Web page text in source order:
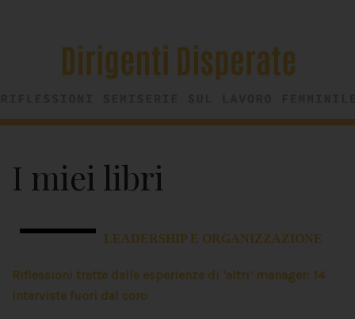
I miei libri
LEADERSHIP E ORGANIZZAZIONE
Riflessioni tratte dalle esperienze di ‘altri’ manager: 14
interviste fuori dal coro